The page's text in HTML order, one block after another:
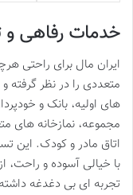
خدمات رفاهی و
ایران مال برای راحتی
متعددی را در نظر گرفته
های اولیه، بانک و
مجموعه، نمازخانه های
اتاق مادر و کودک. این
با خیالی آسوده و
تجربه ای بی دغدغه